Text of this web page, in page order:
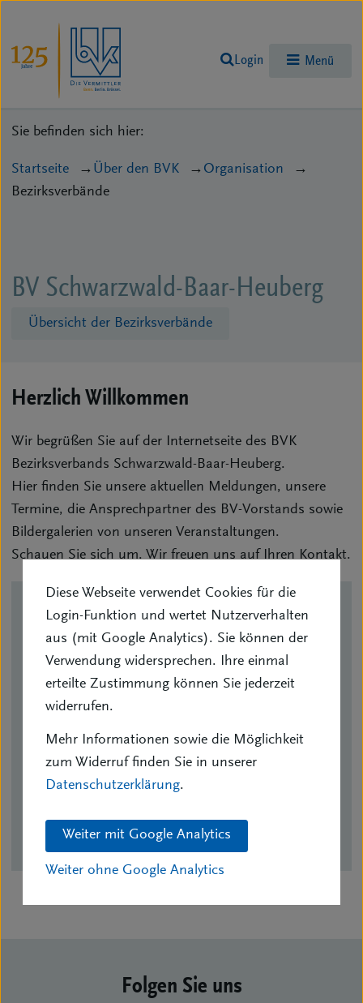
Diese Webseite verwendet Cookies für die
Login-Funktion und wertet Nutzerverhalten
aus (mit Google Analytics). Sie können der
Verwendung widersprechen. Ihre einmal
erteilte Zustimmung können Sie jederzeit
widerrufen.
Mehr Informationen sowie die Möglichkeit
zum Widerruf finden Sie in unserer
Datenschutzerklärung.
Weiter mit Google Analytics
Weiter ohne Google Analytics
Login Menü
Sie befinden sich hier:
Startseite Über den BVK
Organisation
Bezirksverbände
BV Schwarzwald-Baar-Heuberg
Übersicht der Bezirksverbände
Herzlich Willkommen
Wir begrüßen Sie auf der Internetseite des BVK
Bezirksverbands Schwarzwald-Baar-Heuberg.
Hier finden Sie unsere aktuellen Meldungen, unsere
Termine, die Ansprechpartner des BV-Vorstands sowie
Bildergalerien von unseren Veranstaltungen.
Schauen Sie sich um. Wir freuen uns auf Ihren Kontakt.
Kontakt
Martin Bantle
(1. Vorsitzender (kommissarisch))
Tel.: 07531/282590
Fax.: 07531/2825929
bv.schwawa-ba-heu@bvk.de
BV Vorstand
Folgen Sie uns